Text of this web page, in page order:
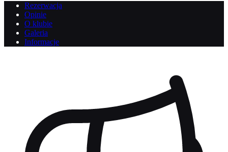
Rezerwacja
Opinie
O klubie
Galeria
Informacje